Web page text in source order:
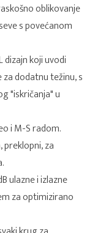
oblikovanje
s povećanom
dizajn koji uvodi
dodatnu težinu, s
"iskričanja" u
i M-S radom.
preklopni, za
ulazne i izlazne
za optimizirano